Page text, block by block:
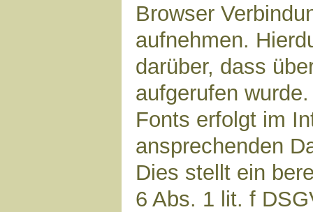
Browser
aufnehmen.
darüber, dass
aufgerufen
Fonts erfolgt im
ansprechenden
Dies stellt ein
6 Abs. 1 lit. f